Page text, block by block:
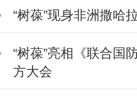
“树葆”现身非洲撒哈
“树葆”亮相《联合国
方大会